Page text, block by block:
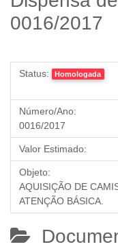
0016/2017
Status: Homologada
Número/Ano:
0016/2017
Valor Estimado:
Objeto:
AQUISIÇÃO DE
ATENÇÃO BÁSICA.